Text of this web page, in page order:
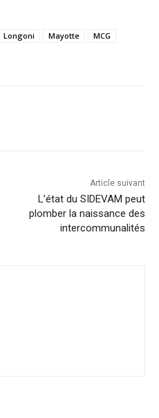
Longoni Mayotte
MCG
Article suivant
L’état du SIDEVAM peut
plomber la naissance des
intercommunalités